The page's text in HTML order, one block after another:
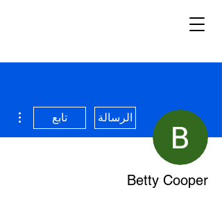
الرسالة تابع
Betty Cooper